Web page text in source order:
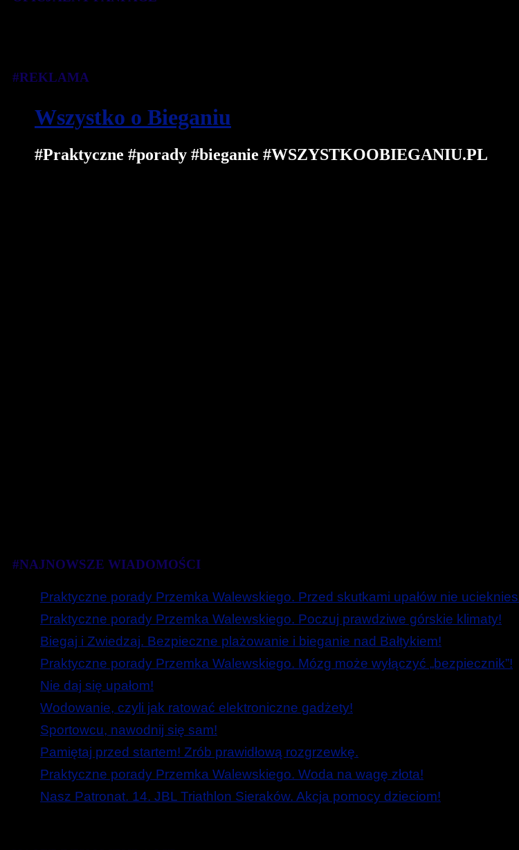
Wszystko o Bieganiu
#Praktyczne #porady #bieganie #WSZYSTKOOBIEGANIU.PL
#REKLAMA
#NAJNOWSZE WIADOMOŚCI
Praktyczne porady Przemka Walewskiego. Przed skutkami upałów nie
Praktyczne porady Przemka Walewskiego. Poczuj prawdziwe górskie klimaty!
Biegaj i Zwiedzaj. Bezpieczne plażowanie i bieganie nad Bałtykiem!
Praktyczne porady Przemka Walewskiego. Mózg może wyłączyć „bezpiecznik”!
Nie daj się upałom!
Wodowanie, czyli jak ratować elektroniczne gadżety!
Sportowcu, nawodnij się sam!
Pamiętaj przed startem! Zrób prawidłową rozgrzewkę.
Praktyczne porady Przemka Walewskiego. Woda na wagę złota!
Nasz Patronat. 14. JBL Triathlon Sieraków. Akcja pomocy dzieciom!